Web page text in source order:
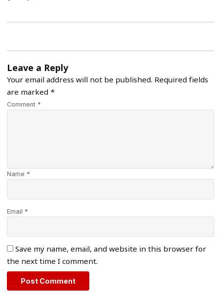
Leave a Reply
Your email address will not be published. Required fields
are marked *
Comment *
Name *
Email *
Save my name, email, and website in this browser for
the next time I comment.